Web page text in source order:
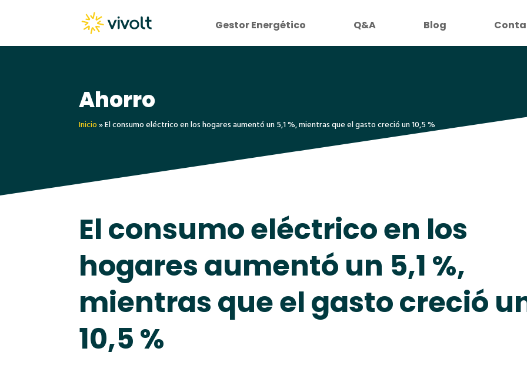
Gestor Energético Q&A Blog
Ahorro
Inicio»El consumo eléctrico en los hogares aumentó un 5,1 %, mientras que el gasto creció un 10,5 %
El consumo eléctrico en los
hogares aumentó un 5,1 %,
mientras que el gasto creció
10,5 %